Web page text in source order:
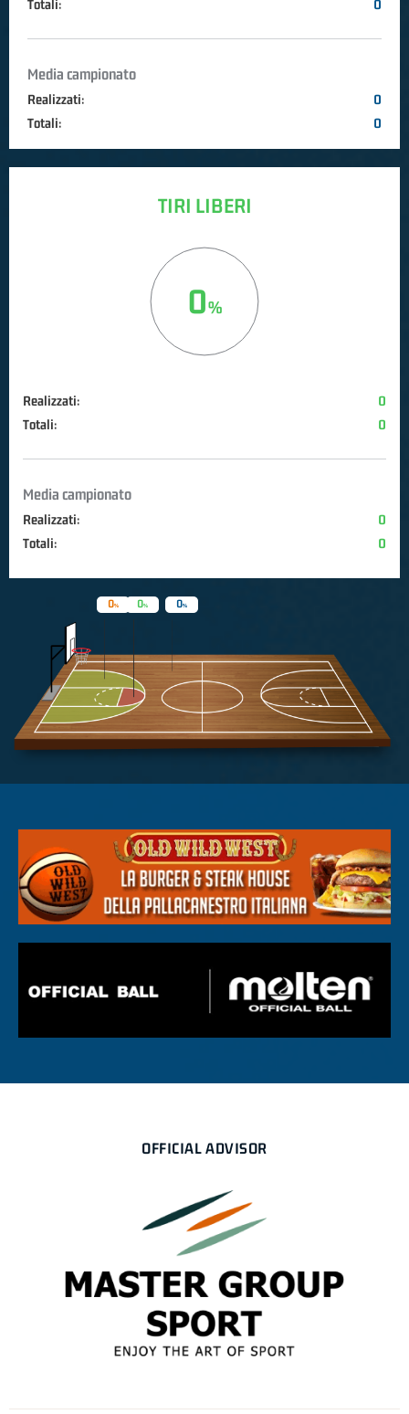
Totali: 0
Media campionato
Realizzati:
0
Totali:
0
TIRI LIBERI
0
Realizzati:
0
Totali:
0
Media campionato
Realizzati:
0
Totali:
0
0
0 0
OFFICIAL ADVISOR